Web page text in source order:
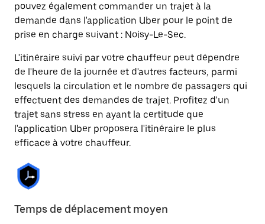
pouvez également commander un trajet à la
demande dans l'application Uber pour le point de
prise en charge suivant : Noisy-Le-Sec.
L'itinéraire suivi par votre chauffeur peut dépendre
de l'heure de la journée et d'autres facteurs, parmi
lesquels la circulation et le nombre de passagers qui
effectuent des demandes de trajet. Profitez d'un
trajet sans stress en ayant la certitude que
l'application Uber proposera l'itinéraire le plus
efficace à votre chauffeur.
Temps de déplacement moyen